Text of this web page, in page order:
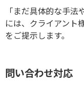
「まだ具体的な手
には、クライアント
をご提示します。
問い合わせ対応